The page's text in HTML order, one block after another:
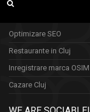
Optimizare SEO
Restaurante in Cluj
Inregistrare marca OSIM
Cazare Cluj